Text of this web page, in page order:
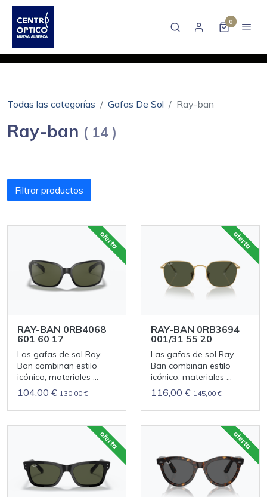
0
Todas las categorías Gafas De Sol Ray-ban
Ray-ban ( 14 )
Filtrar productos
RAY-BAN 0RB4068
601 60 17
Las gafas de sol Ray-
Ban combinan estilo
icónico, materiales ...
104,00 € 130,00 €
oferta
RAY-BAN 0RB3694
001/31 55 20
Las gafas de sol Ray-
Ban combinan estilo
icónico, materiales ...
116,00 € 145,00 €
oferta
oferta oferta